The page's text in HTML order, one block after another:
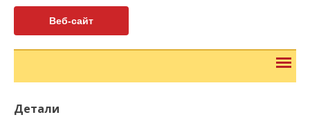
Веб-сайт
Детали